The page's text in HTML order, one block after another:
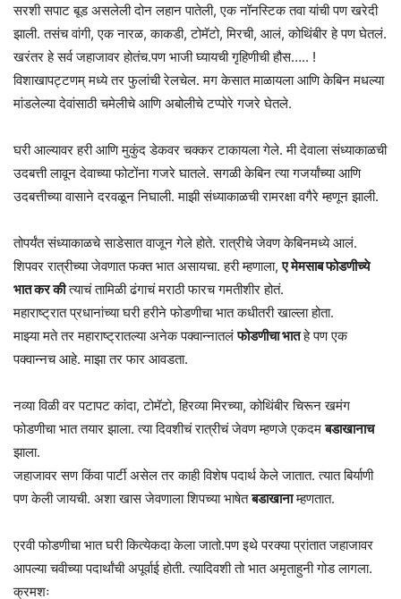
सरशी सपाट बूड असलेली दोन लहान पातेली, एक नॉनस्टिक तवा यांची पण खरेदी
झाली. तसंच वांगी, एक नारळ, काकडी, टोमॅटो, मिरची, आलं, कोथिंबीर हे पण घेतलं.
खरंतर हे सर्व जहाजावर होतंच.पण भाजी घ्यायची गृहिणीची हौस….. !
विशाखापट्टणम् मध्ये तर फुलांची रेलचेल. मग केसात माळायला आणि केबिन मधल्या
मांडलेल्या देवांसाठी चमेलीचे आणि अबोलीचे टप्पोरे गजरे घेतले.
घरी आल्यावर हरी आणि मुकुंद डेकवर चक्कर टाकायला गेले. मी देवाला संध्याकाळची
उदबत्ती लावून देवाच्या फोटोंना गजरे घातले. सगळी केबिन त्या गजर्यांच्या आणि
उदबत्तीच्या वासाने दरवळून निघाली. माझी संध्याकाळची रामरक्षा वगैरे म्हणून झाली.
तोपर्यंत संध्याकाळचे साडेसात वाजून गेले होते. रात्रीचे जेवण केबिनमध्ये आलं.
शिपवर रात्रीच्या जेवणात फक्त भात असायचा. हरी म्हणाला,ए मेमसाब फोडणीच्ये
भात कर कीत्याचं तामिळी ढंगाचं मराठी फारच गमतीशीर होतं.
महाराष्ट्रात प्रधानांच्या घरी हरीने फोडणीचा भात कधीतरी खाल्ला होता.
माझ्या मते तर महाराष्ट्रातल्या अनेक पक्वान्नातलंफोडणीचा भातहे पण एक
पक्वान्नच आहे. माझा तर फार आवडता.
नव्या विळी वर पटापट कांदा, टोमॅटो, हिरव्या मिरच्या, कोथिंबीर चिरून खमंग
फोडणीचा भात तयार झाला. त्या दिवशीचं रात्रीचं जेवण म्हणजे एकदमबडाखानाच
झाला.
जहाजावर सण किंवा पार्टी असेल तर काही विशेष पदार्थ केले जातात. त्यात बिर्याणी
पण केली जायची. अशा खास जेवणाला शिपच्या भाषेतबडाखानाम्हणतात. ‌
एरवी फोडणीचा भात घरी कित्येकदा केला जातो.पण इथे परक्या प्रांतात जहाजावर
आपल्या चवीच्या पदार्थांची अपूर्वाई होती. त्यादिवशी तो भात अमृताहुनी गोड लागला.
क्रमशः